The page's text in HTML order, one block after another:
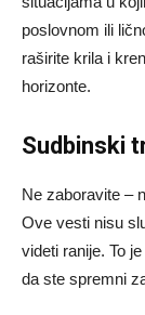
poslovnom ili
raširite krila i
horizonte.
Sudbinski
Ne zaboravite –
Ove vesti nisu
videti ranije. To
da ste spremni